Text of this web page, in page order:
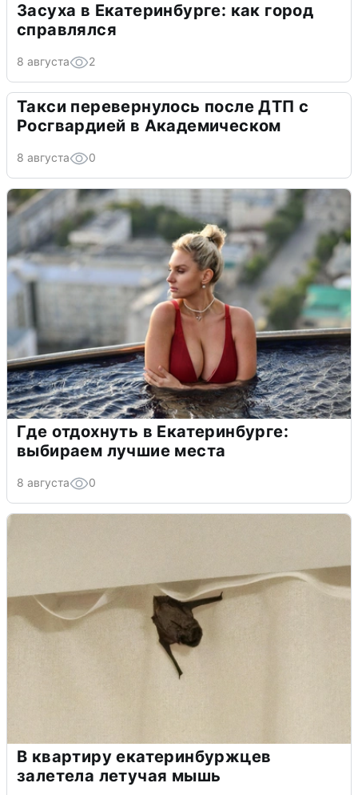
Засуха в Екатеринбурге: как город
справлялся
8 августа 2
Такси перевернулось после ДТП с
Росгвардией в Академическом
8 августа 0
Где отдохнуть в Екатеринбурге:
выбираем лучшие места
8 августа 0
В квартиру екатеринбуржцев
залетела летучая мышь